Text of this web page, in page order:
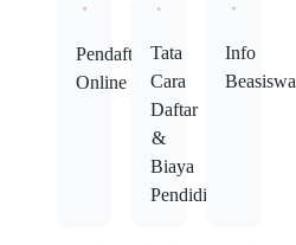
Pendaftaran
Online
Tata
Cara
Daftar
&
Biaya
Pendidikan
Info
Beasiswa